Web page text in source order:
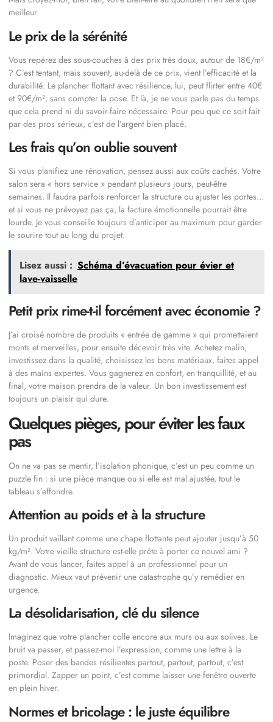
meilleur.
Le prix de la sérénité
Vous repérez des sous-couches à des prix très doux, autour de 18€/m²
? C’est tentant, mais souvent, au-delà de ce prix, vient l’efficacité et la
durabilité. Le plancher flottant avec résilience, lui, peut flirter entre 40€
et 90€/m², sans compter la pose. Et là, je ne vous parle pas du temps
que cela prend ni du savoir-faire nécessaire. Pour peu que ce soit fait
par des pros sérieux, c’est de l’argent bien placé.
Les frais qu’on oublie souvent
Si vous planifiez une rénovation, pensez aussi aux coûts cachés. Votre
salon sera « hors service » pendant plusieurs jours, peut-être
semaines. Il faudra parfois renforcer la structure ou ajuster les portes…
et si vous ne prévoyez pas ça, la facture émotionnelle pourrait être
lourde. Je vous conseille toujours d’anticiper au maximum pour garder
le sourire tout au long du projet.
Lisez aussi : Schéma d’évacuation pour évier et
lave-vaisselle
Petit prix rime-t-il forcément avec économie ?
J’ai croisé nombre de produits « entrée de gamme » qui promettaient
monts et merveilles, pour ensuite décevoir très vite. Achetez malin,
investissez dans la qualité, choisissez les bons matériaux, faites appel
à des mains expertes. Vous gagnerez en confort, en tranquillité, et au
final, votre maison prendra de la valeur. Un bon investissement est
toujours un plaisir qui dure.
Quelques pièges, pour éviter les faux
pas
On ne va pas se mentir, l’isolation phonique, c’est un peu comme un
puzzle fin : si une pièce manque ou si elle est mal ajustée, tout le
tableau s’effondre.
Attention au poids et à la structure
Un produit vaillant comme une chape flottante peut ajouter jusqu’à 50
kg/m². Votre vieille structure est-elle prête à porter ce nouvel ami ?
Avant de vous lancer, faites appel à un professionnel pour un
diagnostic. Mieux vaut prévenir une catastrophe qu’y remédier en
urgence.
La désolidarisation, clé du silence
Imaginez que votre plancher colle encore aux murs ou aux solives. Le
bruit va passer, et passez-moi l’expression, comme une lettre à la
poste. Poser des bandes résilientes partout, partout, partout, c’est
primordial. Zapper un point, c’est comme laisser une fenêtre ouverte
en plein hiver.
Normes et bricolage : le juste équilibre